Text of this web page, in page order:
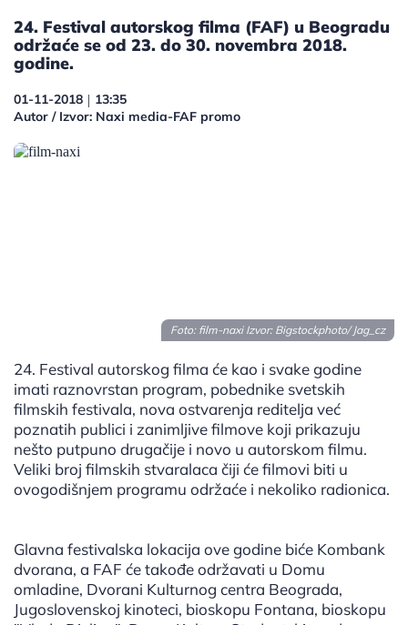
24. Festival autorskog filma (FAF) u Beogradu
održaće se od 23. do 30. novembra 2018.
godine.
01-11-2018 | 13:35
Autor / Izvor: Naxi media-FAF promo
Foto: film-naxi Izvor: Bigstockphoto/ Jag_cz
24. Festival autorskog filma će kao i svake godine
imati raznovrstan program, pobednike svetskih
filmskih festivala, nova ostvarenja reditelja već
poznatih publici i zanimljive filmove koji prikazuju
nešto putpuno drugačije i novo u autorskom filmu.
Veliki broj filmskih stvaralaca čiji će filmovi biti u
ovogodišnjem programu održaće i nekoliko radionica.
Glavna festivalska lokacija ove godine biće Kombank
dvorana, a FAF će takođe održavati u Domu
omladine, Dvorani Kulturnog centra Beograda,
Jugoslovenskoj kinoteci, bioskopu Fontana, bioskopu